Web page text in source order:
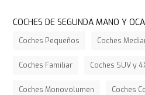
COCHES DE SEGUNDA MANO Y
Coches Pequeños Coches
Coches Familiar Coches SUV y
Coches Monovolumen Coches